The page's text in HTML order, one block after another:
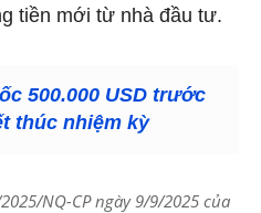
tiền mới từ nhà đầu tư.
500.000 USD trước
thúc nhiệm kỳ
NQ-CP ngày 9/9/2025 của